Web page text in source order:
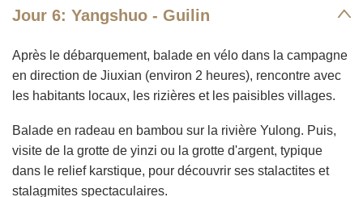
Jour 6: Yangshuo - Guilin
Après le débarquement, balade en vélo dans la campagne
en direction de Jiuxian (environ 2 heures), rencontre avec
les habitants locaux, les rizières et les paisibles villages.
Balade en radeau en bambou sur la rivière Yulong. Puis,
visite de la grotte de yinzi ou la grotte d'argent, typique
dans le relief karstique, pour découvrir ses stalactites et
stalagmites spectaculaires.